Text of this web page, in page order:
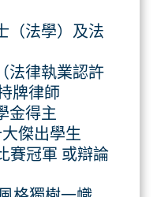
（法學）及法
法律執業認許
牌律師
金得主
傑出學生
賽冠軍 或辯論